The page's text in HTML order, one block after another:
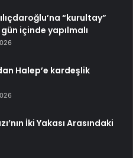
“kurultay”
içinde yapılmalı
Halep’e kardeşlik
İki Yakası Arasındaki